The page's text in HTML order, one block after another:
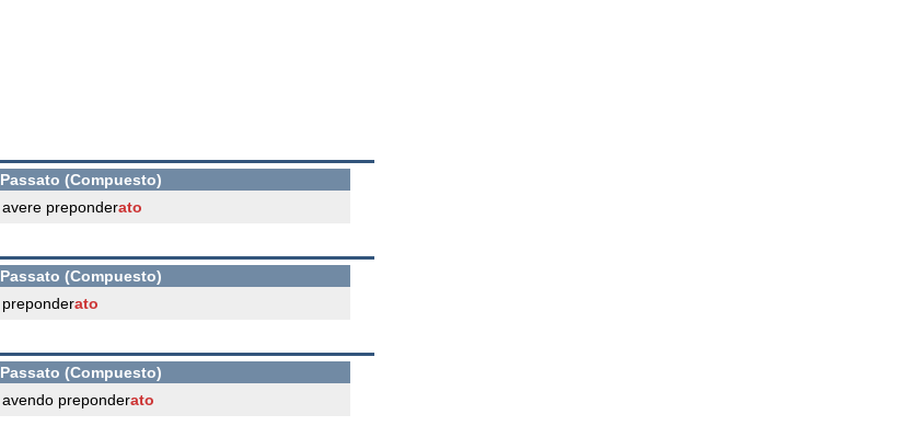
Passato (Compuesto)
avere preponderato
Passato (Compuesto)
preponderato
Passato (Compuesto)
avendo preponderato